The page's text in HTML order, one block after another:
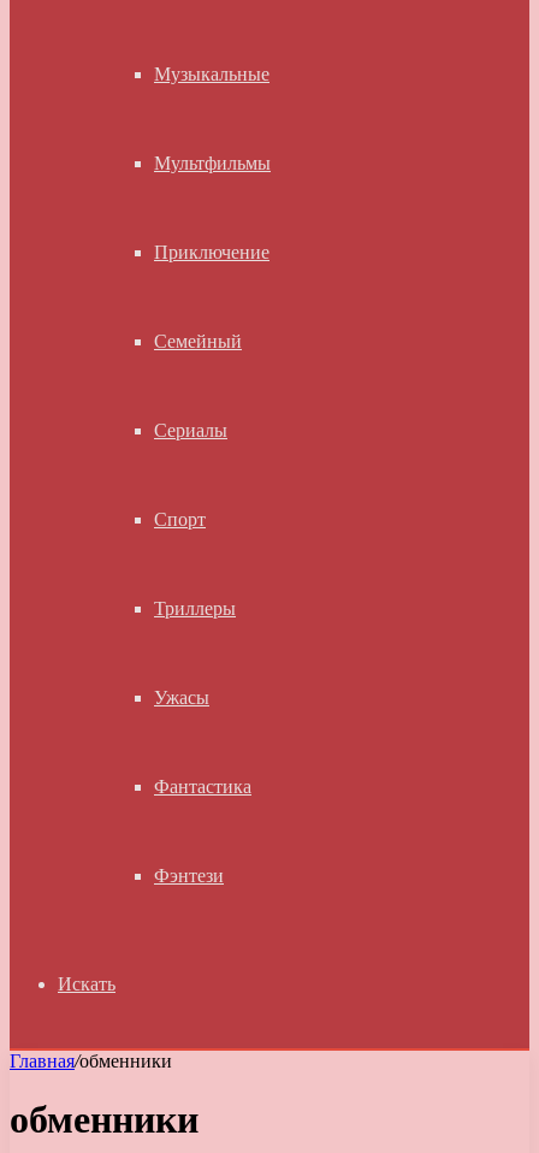
Музыкальные
Мультфильмы
Приключение
Семейный
Сериалы
Спорт
Триллеры
Ужасы
Фантастика
Фэнтези
Искать
Главная/обменники
обменники